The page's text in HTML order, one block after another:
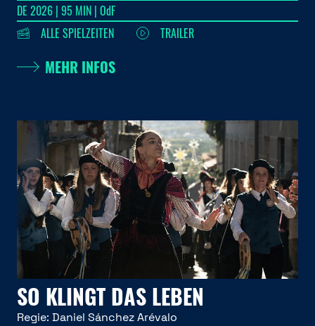
DE 2026 | 95 MIN | OdF
ALLE SPIELZEITEN
TRAILER
MEHR INFOS
SO KLINGT DAS LEBEN
Regie: Daniel Sánchez Arévalo